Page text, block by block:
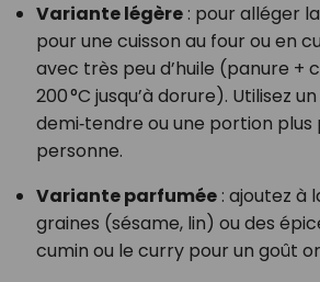
Variante légère: pour alléger
pour une cuisson au four ou en
avec très peu d’huile (panure +
200 °C jusqu’à dorure). Utilisez
demi‑tendre ou une portion
personne.
Variante parfumée: ajoutez à
graines (sésame, lin) ou des
cumin ou le curry pour un goût